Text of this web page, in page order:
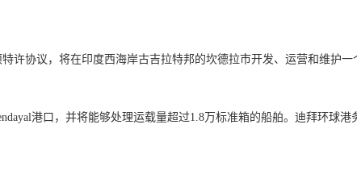
许协议，将在印度西海岸古吉拉特邦的坎德拉市开发、运营和维护一
港口，并将能够处理运载量超过1.8万标准箱的船舶。迪拜环球港